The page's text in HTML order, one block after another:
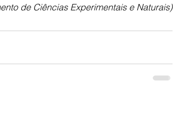
de Ciências Experimentais e Naturais)